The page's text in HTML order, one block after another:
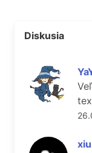
Diskusia